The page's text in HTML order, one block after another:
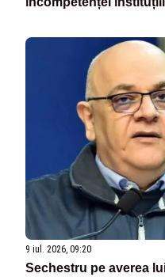
9 iul. 2026, 09:20
Sechestru pe averea